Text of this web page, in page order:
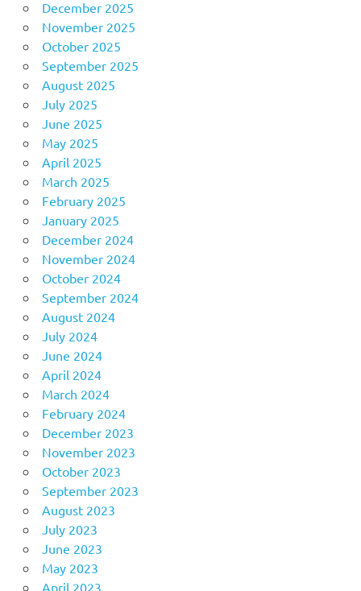
December 2025
November 2025
October 2025
September 2025
August 2025
July 2025
June 2025
May 2025
April 2025
March 2025
February 2025
January 2025
December 2024
November 2024
October 2024
September 2024
August 2024
July 2024
June 2024
April 2024
March 2024
February 2024
December 2023
November 2023
October 2023
September 2023
August 2023
July 2023
June 2023
May 2023
April 2023